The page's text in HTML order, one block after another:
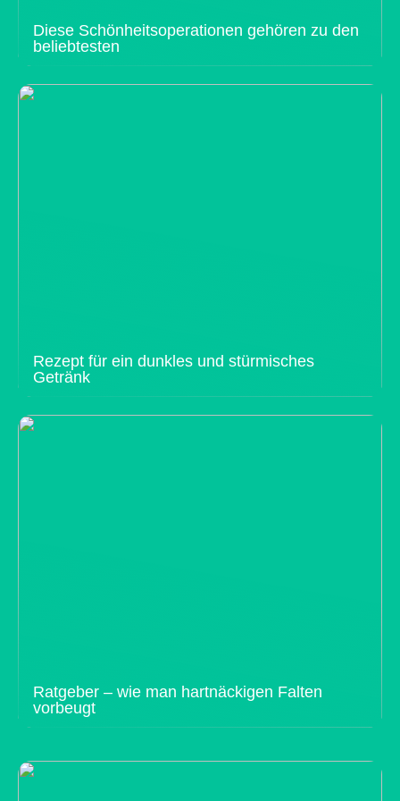
Diese Schönheitsoperationen gehören zu den
beliebtesten
Rezept für ein dunkles und stürmisches
Getränk
Ratgeber – wie man hartnäckigen Falten
vorbeugt